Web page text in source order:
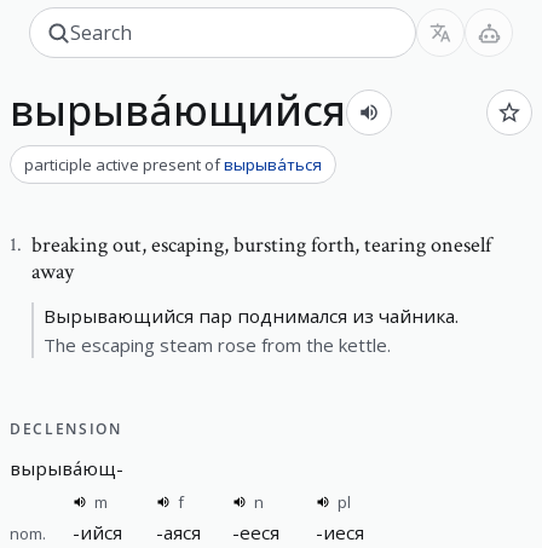
вырыва́ющийся
participle active present ofвырыва́ться
1. breaking out,escaping, bursting forth, tearing oneself
away
Вырывающийся пар поднимался из чайника.
The escaping steam rose from the kettle.
DECLENSION
вырыва́ющ-
m f n
pl
nom.
-ийся -аяся -ееся -иеся